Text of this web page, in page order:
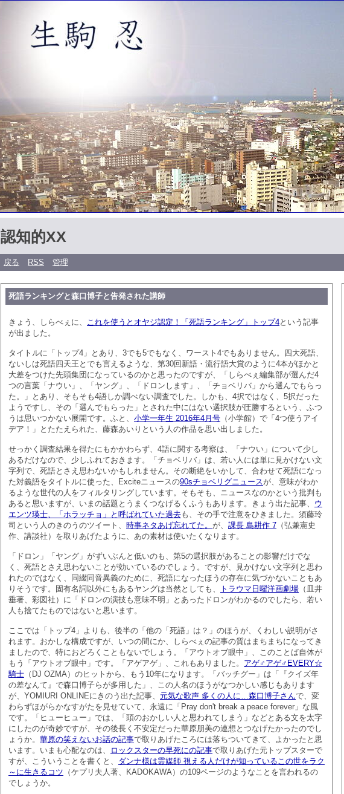
認知的XX
戻る RSS 管理
死語ランキングと森口博子と告発された講師
きょう、しらべぇに、 これを使うとオヤジ認定！「死語ランキング」トップ4という記事
が出ました。
タイトルに「トップ4」とあり、3でも5でもなく、ワースト4でもありません。四大死語、
ないしは死語四天王とでも言えるような、第30回新語・流行語大賞のように4本がほかと
大差をつけた先頭集団になっているのかと思ったのですが、「しらべぇ編集部が選んだ4
つの言葉「ナウい」、「ヤング」、「ドロンします」、「チョベリバ」から選んでもらっ
た。」とあり、そもそも4語しか調べない調査でした。しかも、4択ではなく、5択だった
ようですし、その「選んでもらった」とされた中にはない選択肢が圧勝するという、ふつ
うは思いつかない展開です。ふと、 小学一年生 2016年4月号 （小学館）で「4つ使うアイ
デア！」とたたえられた、藤森あいりという人の作品を思い出しました。
せっかく調査結果を得たにもかかわらず、4語に関する考察は、「ナウい」について少し
あるだけなので、少しふれておきます。「チョベリバ」は、若い人には単に見かけない文
字列で、死語とさえ思わないかもしれません。その断絶をいかして、合わせて死語になっ
た対義語をタイトルに使った、Exciteニュースの90sチョベリグニュースが、意味がわか
るような世代の人をフィルタリングしています。そもそも、ニュースなのかという批判も
あると思いますが、いまの話題とうまくつなげるくふうもあります。きょう出た記事、 ウ
エンツ瑛士、「ホラッチョ」と呼ばれていた過去も、その手で注意をひきました。須藤玲
司という人のきのうのツイート、 時事ネタあげ忘れてた。 が、 課長 島耕作 7 （弘兼憲史
作、講談社）を取りあげたように、あの素材は使いたくなります。
「ドロン」「ヤング」がずいぶんと低いのも、第5の選択肢があることの影響だけでな
く、死語とさえ思わないことが効いているのでしょう。ですが、見かけない文字列と思わ
れたのではなく、同綴同音異義のために、死語になったほうの存在に気づかないこともあ
りそうです。固有名詞以外にもあるヤングは当然としても、
トラウマ日曜洋画劇場 （皿井
垂著、彩図社）に「ドロンの演技も意味不明」とあったドロンがわかるのでしたら、若い
人も捨てたものではないと思います。
ここでは「トップ4」よりも、後半の「他の「死語」は？」のほうが、くわしい説明がさ
れます。おかしな構成ですが、いつの間にか、しらべぇの記事の質はまちまちになってき
ましたので、特におどろくこともないでしょう。「アウトオブ眼中」、このことば自体が
もう「アウトオブ眼中」です。「アゲアゲ」、これもありました。 アゲ♂アゲ♂EVERY☆
騎士 （DJ OZMA）のヒットから、もう10年になります。「バッチグー」は「『クイズ年
の差なんて』で森口博子らが多用した」、この人名のほうがなつかしい感じもあります
が、YOMIURI ONLINEにきのう出た記事、 元気な歌声 多くの人に…森口博子さんで、変
わらずほがらかなすがたを見せていて、永遠に「Pray don't break a peace forever」な風
です。「ヒューヒュー」では、「頭のおかしい人と思われてしまう」などとある文を太字
にしたのが奇妙ですが、その後長く不安定だった華原朋美の連想とつなげたかったのでし
ょうか。 華原の笑えないお話の記事で取りあげたころには落ちついてきて、よかったと思
います。いまも心配なのは、
ロックスターの早死にの記事で取りあげた元トップスターで
すが、こういうことを書くと、 ダンナ様は霊媒師 視える人だけが知っているこの世をラク
～に生きるコツ （ケプリ夫人著、KADOKAWA）の109ページのようなことを言われるの
でしょうか。